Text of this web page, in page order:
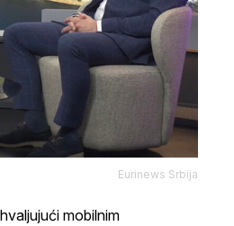
Eurinews Srbija
mobilnim